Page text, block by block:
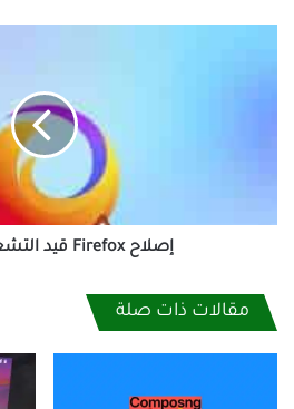
إصلاح Firefox قيد التشغيل بالفعل
مقالات ذات صلة